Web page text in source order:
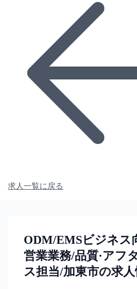
求人一覧に戻る
ODM/EMSビジネス
営業業務/品質·アフ
ス担当/加東市の求